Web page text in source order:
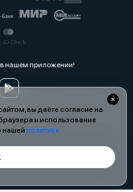
вы даёте согласие на
и использование
нашей политике
в нашем приложении!